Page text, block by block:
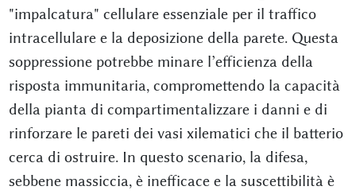
"impalcatura" cellulare essenziale per il traffico
intracellulare e la deposizione della parete. Questa
soppressione potrebbe minare l’efficienza della
risposta immunitaria, compromettendo la capacità
della pianta di compartimentalizzare i danni e di
rinforzare le pareti dei vasi xilematici che il batterio
cerca di ostruire. In questo scenario, la difesa,
sebbene massiccia, è inefficace e la suscettibilità è